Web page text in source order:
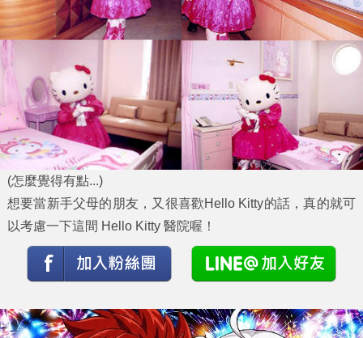
(怎麼覺得有點...)
想要當新手父母的朋友，又很喜歡Hello Kitty的話，真的就可
以考慮一下這間 Hello Kitty 醫院喔！